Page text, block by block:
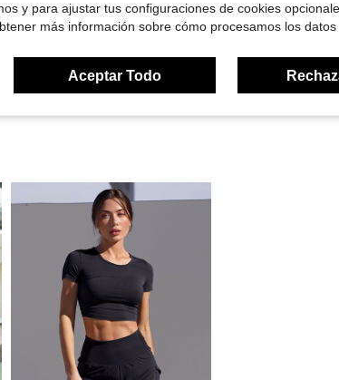
y para ajustar tus configuraciones de cookies
más información sobre cómo procesamos los datos
Aceptar Todo